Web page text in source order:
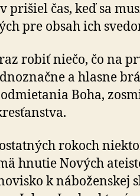
prišiel čas, keď sa
pre obsah ich
robiť niečo, čo na
a hlasne
Boha,
rokoch
hnutie Nových
k ná­bo­žen­skej